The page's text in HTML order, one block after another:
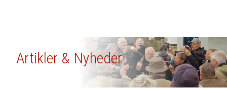
Artikler & Nyheder